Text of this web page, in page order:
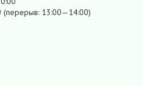
13:00—14:00)